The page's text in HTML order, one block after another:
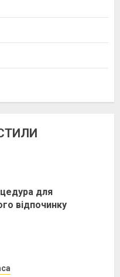
для
відпочинку